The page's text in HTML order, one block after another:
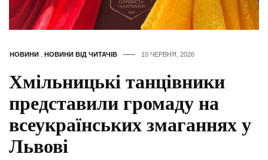
НОВИНИ НОВИНИ ВІД ЧИТАЧІВ 10 ЧЕРВНЯ, 2026
Хмільницькі танцівники
представили громаду на
всеукраїнських змаганнях у
Львові